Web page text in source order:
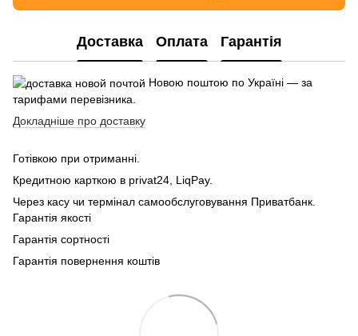
Доставка Оплата Гарантія
Новою поштою по Україні — за
тарифами перевізника.
Докладніше про доставку
Готівкою при отриманні.
Кредитною карткою в privat24, LiqPay.
Через касу чи термінал самообслуговування Приватбанк.
Гарантія якості
Гарантія сортності
Гарантія повернення коштів